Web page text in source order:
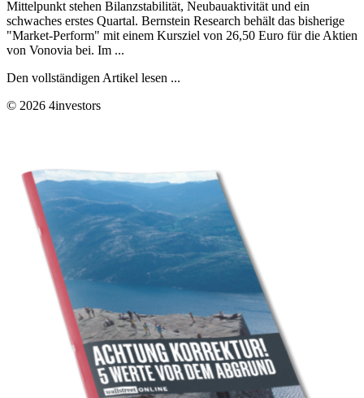
Mittelpunkt stehen Bilanzstabilität, Neubauaktivität und ein
schwaches erstes Quartal. Bernstein Research behält das bisherige
"Market-Perform" mit einem Kursziel von 26,50 Euro für die Aktien
von Vonovia bei. Im ...
Den vollständigen Artikel lesen ...
© 2026 4investors